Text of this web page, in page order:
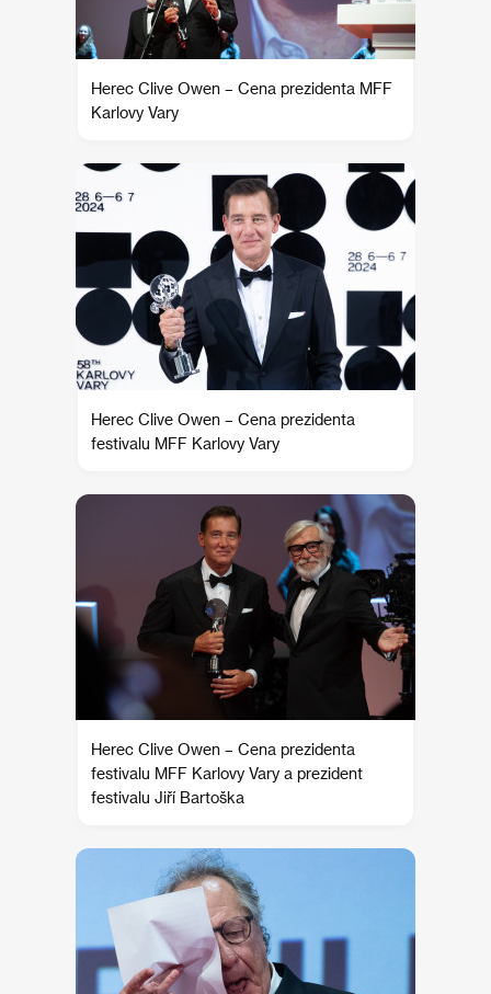
Herec Clive Owen – Cena prezidenta MFF
Karlovy Vary
Herec Clive Owen – Cena prezidenta
festivalu MFF Karlovy Vary
Herec Clive Owen – Cena prezidenta
festivalu MFF Karlovy Vary a prezident
festivalu Jiří Bartoška